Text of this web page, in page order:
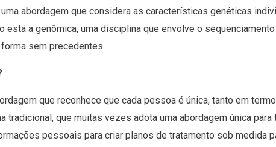
abordagem que considera as características genéticas
a genômica, uma disciplina que envolve o
sem precedentes.
que reconhece que cada pessoa é única, tanto em
tradicional, que muitas vezes adota uma abordagem única
pessoais para criar planos de tratamento sob medida